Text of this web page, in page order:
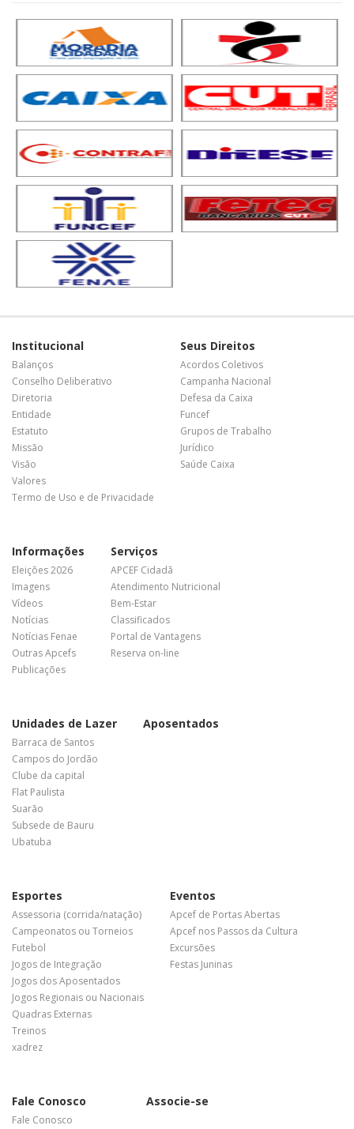
Institucional
Balanços
Conselho Deliberativo
Diretoria
Entidade
Estatuto
Missão
Visão
Valores
Termo de Uso e de Privacidade
Seus Direitos
Acordos Coletivos
Campanha Nacional
Defesa da Caixa
Funcef
Grupos de Trabalho
Jurídico
Saúde Caixa
Informações
Eleições 2026
Imagens
Vídeos
Notícias
Notícias Fenae
Outras Apcefs
Publicações
Serviços
APCEF Cidadã
Atendimento Nutricional
Bem-Estar
Classificados
Portal de Vantagens
Reserva on-line
Unidades de Lazer
Barraca de Santos
Campos do Jordão
Clube da capital
Flat Paulista
Suarão
Subsede de Bauru
Ubatuba
Aposentados
Esportes
Assessoria (corrida/natação)
Campeonatos ou Torneios
Futebol
Jogos de Integração
Jogos dos Aposentados
Jogos Regionais ou Nacionais
Quadras Externas
Treinos
xadrez
Eventos
Apcef de Portas Abertas
Apcef nos Passos da Cultura
Excursões
Festas Juninas
Fale Conosco
Fale Conosco
Associe-se